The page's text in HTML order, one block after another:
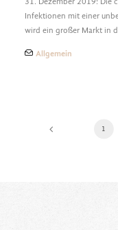
Infektionen mit einer
wird ein großer Markt in
Allgemein
1